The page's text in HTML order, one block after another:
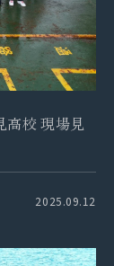
高校 現場見
2025.09.12